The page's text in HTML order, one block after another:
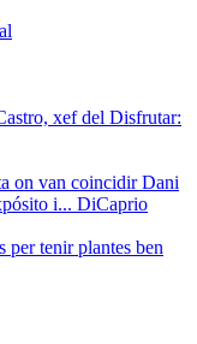
xef del Disfrutar:
on van coincidir Dani
i... DiCaprio
per tenir plantes ben